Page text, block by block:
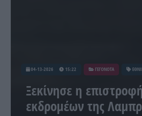
04-13-2026 15:22 ΓΕΓΟΝΟΤΑ
Ξεκίνησε η
εκδρομέων της